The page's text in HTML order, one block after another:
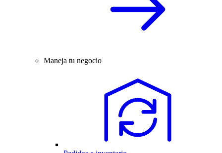
Maneja tu negocio